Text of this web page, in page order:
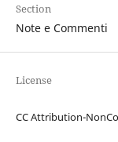
Section
Note e Commenti
License
CC Attribution-